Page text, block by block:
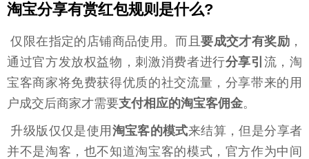
淘宝分享有赏红包规则是什么?
仅限在指定的店铺商品使用。而且要成交才有奖励 ，
通过官方发放权益物，刺激消费者进行分享引 流，淘
宝客商家将免费获得优质的社交流量，分享带来的用
户成交后商家才需要支付相应的淘宝客佣金。
升级版仅仅是使用 淘宝客的模式来结算，但是分享者
并不是淘客，也不知道淘宝客的模式，官方作为中间